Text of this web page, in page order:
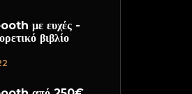
με ευχές -
βιβλίο